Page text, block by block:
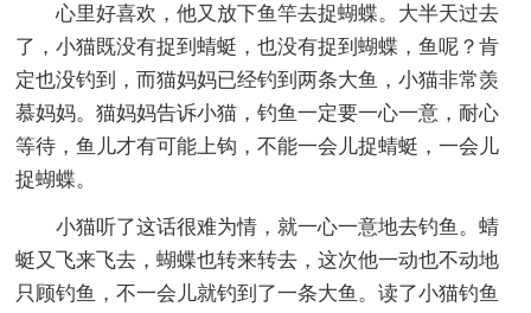
心里好喜欢，他又放下鱼竿去捉蝴蝶。大半天过去
了，小猫既没有捉到蜻蜓，也没有捉到蝴蝶，鱼呢？肯
定也没钓到，而猫妈妈已经钓到两条大鱼，小猫非常羡
慕妈妈。猫妈妈告诉小猫，钓鱼一定要一心一意，耐心
等待，鱼儿才有可能上钩，不能一会儿捉蜻蜓，一会儿
捉蝴蝶。
小猫听了这话很难为情，就一心一意地去钓鱼。蜻
蜓又飞来飞去，蝴蝶也转来转去，这次他一动也不动地
只顾钓鱼，不一会儿就钓到了一条大鱼。读了小猫钓鱼